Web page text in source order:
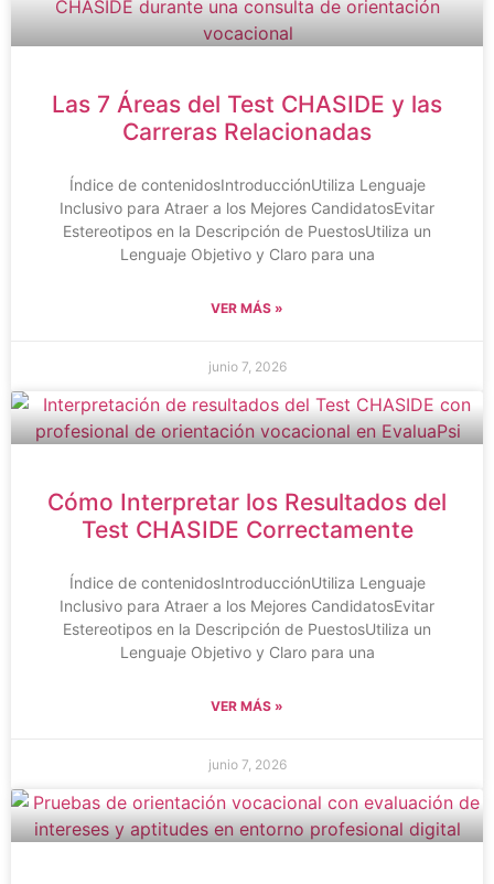
Las 7 Áreas del Test CHASIDE y las
Carreras Relacionadas
Índice de contenidosIntroducciónUtiliza Lenguaje
Inclusivo para Atraer a los Mejores CandidatosEvitar
Estereotipos en la Descripción de PuestosUtiliza un
Lenguaje Objetivo y Claro para una
VER MÁS »
junio 7, 2026
Cómo Interpretar los Resultados del
Test CHASIDE Correctamente
Índice de contenidosIntroducciónUtiliza Lenguaje
Inclusivo para Atraer a los Mejores CandidatosEvitar
Estereotipos en la Descripción de PuestosUtiliza un
Lenguaje Objetivo y Claro para una
VER MÁS »
junio 7, 2026